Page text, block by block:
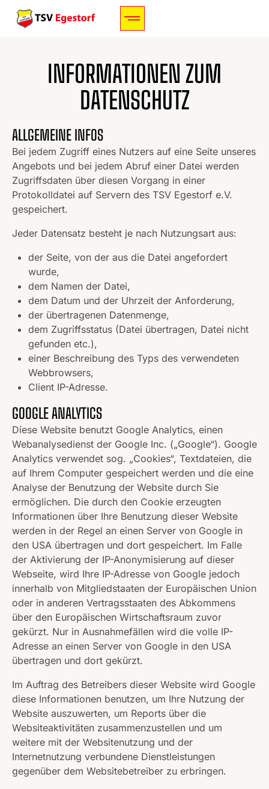
INFORMATIONEN ZUM
DATENSCHUTZ
ALLGEMEINE INFOS
Bei jedem Zugriff eines Nutzers auf eine Seite unseres
Angebots und bei jedem Abruf einer Datei werden
Zugriffsdaten über diesen Vorgang in einer
Protokolldatei auf Servern des TSV Egestorf e.V.
gespeichert.
Jeder Datensatz besteht je nach Nutzungsart aus:
der Seite, von der aus die Datei angefordert
wurde,
dem Namen der Datei,
dem Datum und der Uhrzeit der Anforderung,
der übertragenen Datenmenge,
dem Zugriffsstatus (Datei übertragen, Datei nicht
gefunden etc.),
einer Beschreibung des Typs des verwendeten
Webbrowsers,
Client IP-Adresse.
GOOGLE ANALYTICS
Diese Website benutzt Google Analytics, einen
Webanalysedienst der Google Inc. („Google“). Google
Analytics verwendet sog. „Cookies“, Textdateien, die
auf Ihrem Computer gespeichert werden und die eine
Analyse der Benutzung der Website durch Sie
ermöglichen. Die durch den Cookie erzeugten
Informationen über Ihre Benutzung dieser Website
werden in der Regel an einen Server von Google in
den USA übertragen und dort gespeichert. Im Falle
der Aktivierung der IP-Anonymisierung auf dieser
Webseite, wird Ihre IP-Adresse von Google jedoch
innerhalb von Mitgliedstaaten der Europäischen Union
oder in anderen Vertragsstaaten des Abkommens
über den Europäischen Wirtschaftsraum zuvor
gekürzt. Nur in Ausnahmefällen wird die volle IP-
Adresse an einen Server von Google in den USA
übertragen und dort gekürzt.
Im Auftrag des Betreibers dieser Website wird Google
diese Informationen benutzen, um Ihre Nutzung der
Website auszuwerten, um Reports über die
Websiteaktivitäten zusammenzustellen und um
weitere mit der Websitenutzung und der
Internetnutzung verbundene Dienstleistungen
gegenüber dem Websitebetreiber zu erbringen.